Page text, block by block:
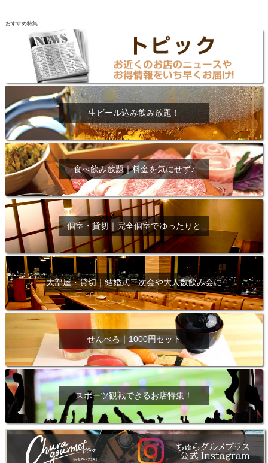
おすすめ特集
生ビール込み飲み放題！
食べ飲み放題｜料金を気にせず♪
個室・貸切｜完全個室でゆったりと
大部屋・貸切｜結婚式二次会や大人数飲み会に
せんべろ｜1000円セット
スポーツ観戦できるお店特集！